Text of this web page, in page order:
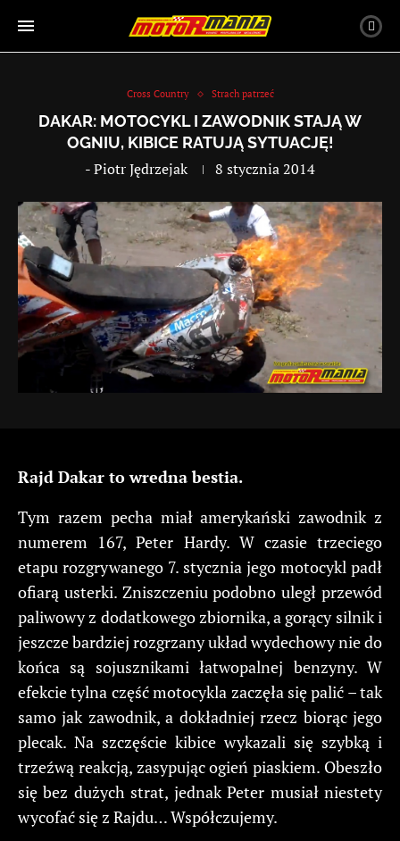
Cross Country Strach patrzeć
DAKAR: MOTOCYKL I ZAWODNIK STAJĄ W
OGNIU, KIBICE RATUJĄ SYTUACJĘ!
-Piotr Jędrzejak 8 stycznia 2014
Rajd Dakar to wredna bestia.
Tym razem pecha miał amerykański zawodnik z
numerem 167, Peter Hardy. W czasie trzeciego
etapu rozgrywanego 7. stycznia jego motocykl padł
ofiarą usterki. Zniszczeniu podobno uległ przewód
paliwowy z dodatkowego zbiornika, a gorący silnik i
jeszcze bardziej rozgrzany układ wydechowy nie do
końca są sojusznikami łatwopalnej benzyny. W
efekcie tylna część motocykla zaczęła się palić – tak
samo jak zawodnik, a dokładniej rzecz biorąc jego
plecak. Na szczęście kibice wykazali się szybką i
trzeźwą reakcją, zasypując ogień piaskiem. Obeszło
się bez dużych strat, jednak Peter musiał niestety
wycofać się z Rajdu… Współczujemy.